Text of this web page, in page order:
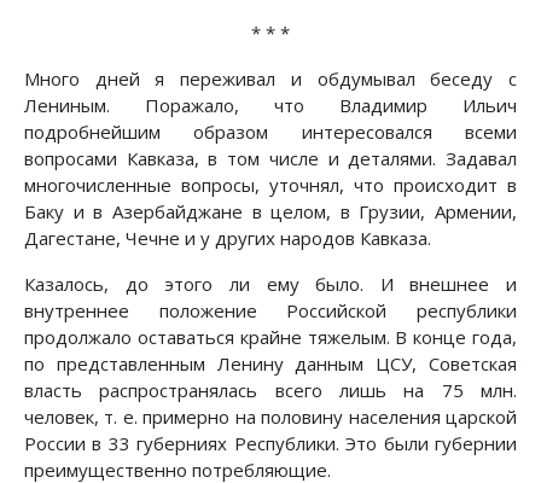
* * *
Много дней я переживал и обдумывал беседу с
Лениным. Поражало, что Владимир Ильич
подробнейшим образом интересовался всеми
вопросами Кавказа, в том числе и деталями. Задавал
многочисленные вопросы, уточнял, что происходит в
Баку и в Азербайджане в целом, в Грузии, Армении,
Дагестане, Чечне и у других народов Кавказа.
Казалось, до этого ли ему было. И внешнее и
внутреннее положение Российской республики
продолжало оставаться крайне тяжелым. В конце года,
по представленным Ленину данным ЦСУ, Советская
власть распространялась всего лишь на 75 млн.
человек, т. е. примерно на половину населения царской
России в 33 губерниях Республики. Это были губернии
преимущественно потребляющие.